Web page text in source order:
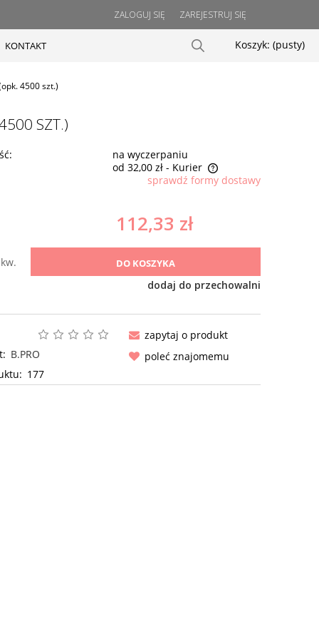
ZAREJESTRUJ SIĘ
ZALOGUJ SIĘ
Koszyk: (pusty)
KONTAKT
4500 szt.)
SZT.)
na wyczerpaniu
od 32,00 zł - Kurier
sprawdź formy dostawy
112,33 zł
DO KOSZYKA
dodaj do przechowalni
B.PRO
177
zapytaj o produkt
poleć znajomemu